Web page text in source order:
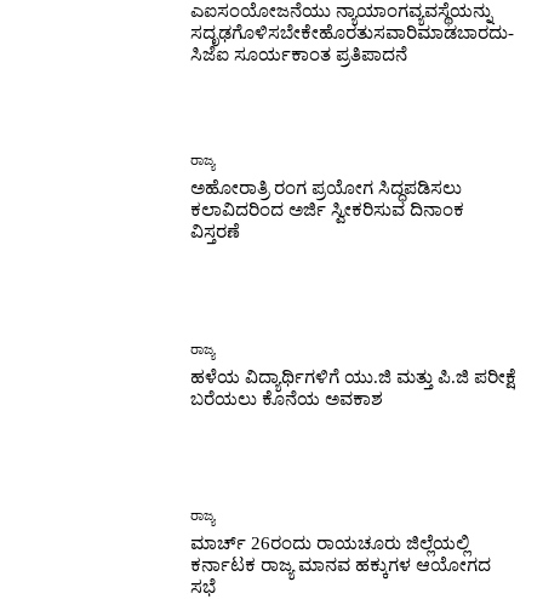
ಎಐಸಂಯೋಜನೆಯು ನ್ಯಾಯಾಂಗವ್ಯವಸ್ಥೆಯನ್ನು
ಸದೃಢಗೊಳಿಸಬೇಕೇಹೊರತುಸವಾರಿಮಾಡಬಾರದು-
ಸಿಜೆಐ ಸೂರ್ಯಕಾಂತ ಪ್ರತಿಪಾದನೆ
ರಾಜ್ಯ
ಅಹೋರಾತ್ರಿ ರಂಗ ಪ್ರಯೋಗ ಸಿದ್ಧಪಡಿಸಲು
ಕಲಾವಿದರಿಂದ ಅರ್ಜಿ ಸ್ವೀಕರಿಸುವ ದಿನಾಂಕ
ವಿಸ್ತರಣೆ
ರಾಜ್ಯ
ಹಳೆಯ ವಿದ್ಯಾರ್ಥಿಗಳಿಗೆ ಯು.ಜಿ ಮತ್ತು ಪಿ.ಜಿ ಪರೀಕ್ಷೆ
ಬರೆಯಲು ಕೊನೆಯ ಅವಕಾಶ
ರಾಜ್ಯ
ಮಾರ್ಚ್ 26ರಂದು ರಾಯಚೂರು ಜಿಲ್ಲೆಯಲ್ಲಿ
ಕರ್ನಾಟಕ ರಾಜ್ಯ ಮಾನವ ಹಕ್ಕುಗಳ ಆಯೋಗದ
ಸಭೆ